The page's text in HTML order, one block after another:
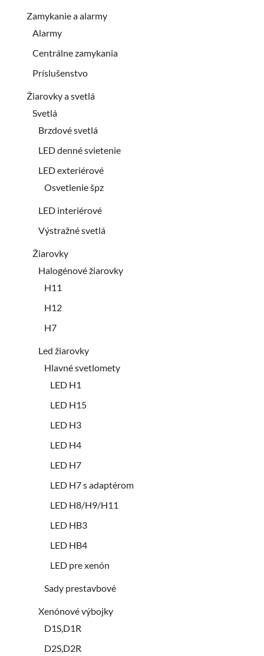
Zamykanie a alarmy
Alarmy
Centrálne zamykania
Príslušenstvo
Žiarovky a svetlá
Svetlá
Brzdové svetlá
LED denné svietenie
LED exteriérové
Osvetlenie špz
LED interiérové
Výstražné svetlá
Žiarovky
Halogénové žiarovky
H11
H12
H7
Led žiarovky
Hlavné svetlomety
LED H1
LED H15
LED H3
LED H4
LED H7
LED H7 s adaptérom
LED H8/H9/H11
LED HB3
LED HB4
LED pre xenón
Sady prestavbové
Xenónové výbojky
D1S,D1R
D2S,D2R